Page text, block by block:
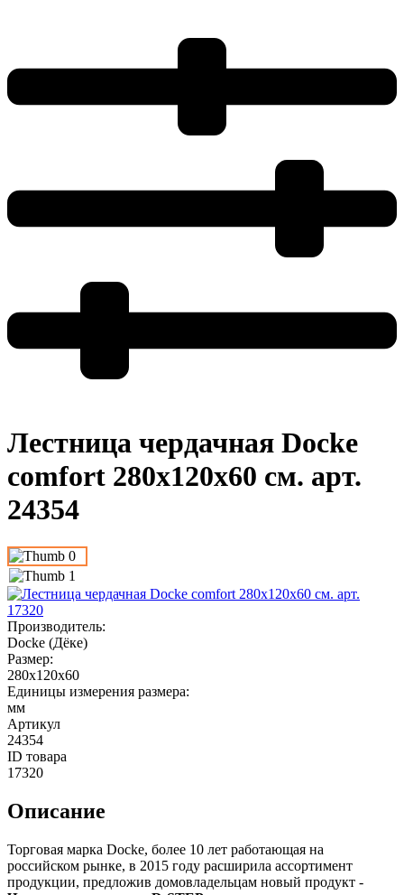
Лестница чердачная Docke
comfort 280x120x60 см. арт.
24354
Производитель:
Docke (Дёке)
Размер:
280x120x60
Единицы измерения размера:
мм
Артикул
24354
ID товара
17320
Описание
Торговая марка Docke, более 10 лет работающая на
российском рынке, в 2015 году расширила ассортимент
продукции, предложив домовладельцам новый продукт -